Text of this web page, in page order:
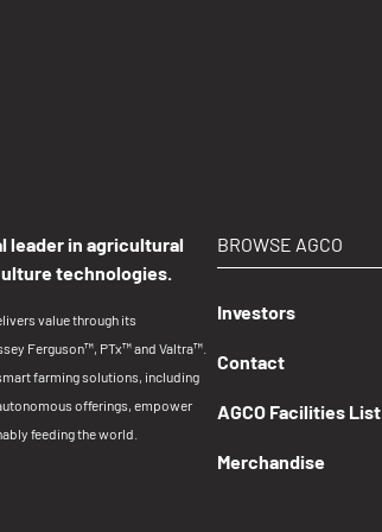
leader in agricultural
technologies.
value through its
Ferguson™, PTx™ and Valtra™.
farming solutions, including
offerings, empower
feeding the world.
BROWSE AGCO
Investors
Contact
AGCO Facilities List
Merchandise